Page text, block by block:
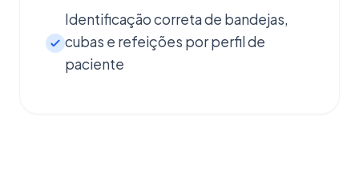
Identificação correta de bandejas,
cubas e refeições por perfil de
paciente